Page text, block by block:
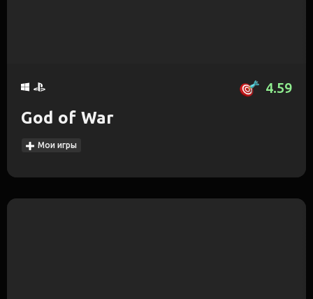
4.59
God of War
Мои игры